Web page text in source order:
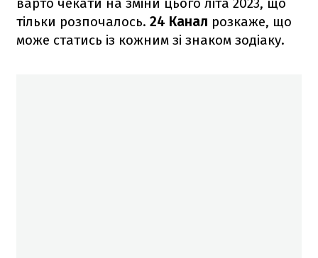
тільки розпочалось. 24 Канал розкаже, що
може статись із кожним зі знаком зодіаку.